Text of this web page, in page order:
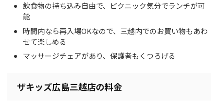
飲食物の持ち込み自由で、ピクニック気分でランチが可
能
時間内なら再入場OKなので、三越内でのお買い物もあわ
せて楽しめる
マッサージチェアがあり、保護者もくつろげる
ザキッズ広島三越店の料金